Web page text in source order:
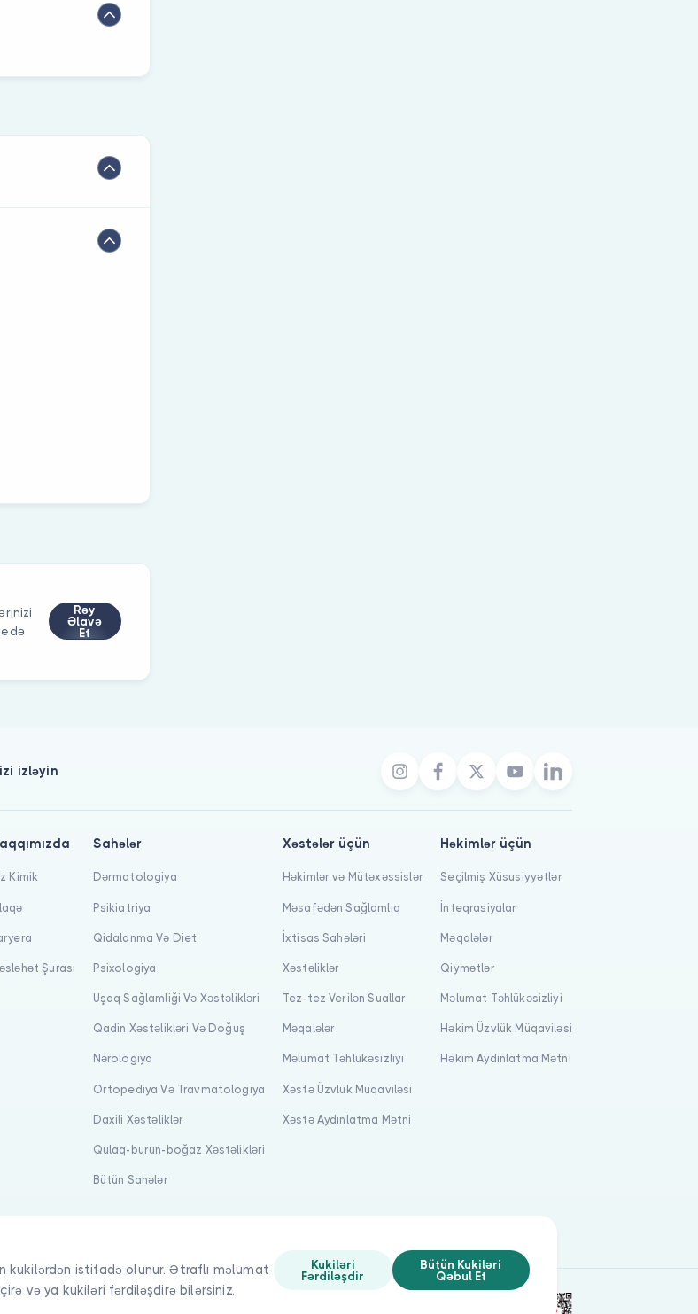
Rəy
Əlavə
Et
kukilərdən istifadə olunur. Ətraflı məlumat
və ya kukiləri fərdiləşdirə bilərsiniz.
Kukiləri
Fərdiləşdir
Bütün Kukiləri
Qəbul Et
izləyin
Kimik
Şurası
Sahələr
Dərmatologiya
Psikiatriya
Qidalanma Və Diet
Psixologiya
Uşaq Sağlamliği Və Xəstəlikləri
Qadin Xəstəlikləri Və Doğuş
Nərologiya
Ortopediya Və Travmatologiya
Daxili Xəstəliklər
Qulaq-burun-boğaz Xəstəlikləri
Bütün Sahələr
Xəstələr üçün
Həkimlər və Mütəxəssislər
Məsafədən Sağlamlıq
İxtisas Sahələri
Xəstəliklər
Tez-tez Verilən Suallar
Məqalələr
Məlumat Təhlükəsizliyi
Xəstə Üzvlük Müqaviləsi
Xəstə Aydınlatma Mətni
Həkimlər üçün
Seçilmiş Xüsusiyyətlər
İnteqrasiyalar
Məqalələr
Qiymətlər
Məlumat Təhlükəsizliyi
Həkim Üzvlük Müqaviləsi
Həkim Aydınlatma Mətni